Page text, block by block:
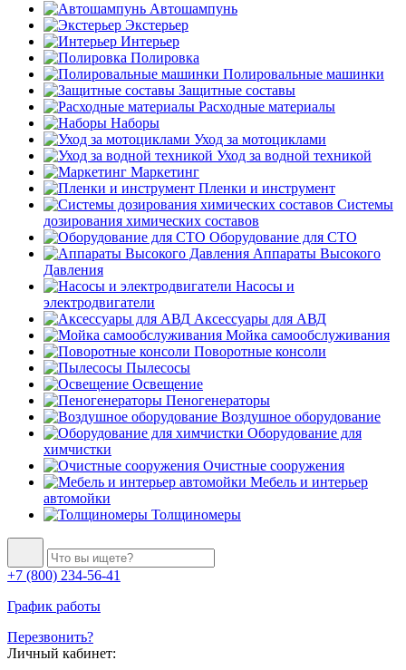
Автошампунь
Экстерьер
Интерьер
Полировка
Полировальные машинки
Защитные составы
Расходные материалы
Наборы
Уход за мотоциклами
Уход за водной техникой
Маркетинг
Пленки и инструмент
Системы
дозирования химических составов
Оборудование для СТО
Аппараты Высокого
Давления
Насосы и
электродвигатели
Аксессуары для АВД
Мойка самообслуживания
Поворотные консоли
Пылесосы
Освещение
Пеногенераторы
Воздушное оборудование
Оборудование для
химчистки
Очистные сооружения
Мебель и интерьер
автомойки
Толщиномеры
+7 (800) 234-56-41
График работы
Перезвонить?
Личный кабинет: